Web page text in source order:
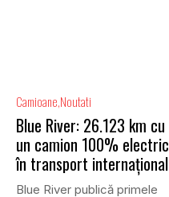
Camioane Noutati
Blue River: 26.123 km cu
un camion 100% electric
în transport internațional
Blue River publică primele